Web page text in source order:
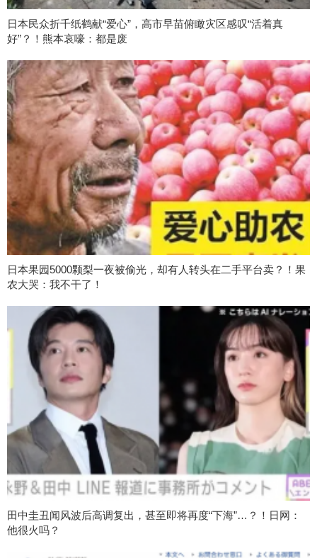
日本民众折千纸鹤献“爱心”，高市早苗俯瞰灾区感叹“活着真
好”？！熊本哀嚎：都是废
日本果园5000颗梨一夜被偷光，却有人转头在二手平台卖？！果
农大哭：我不干了！
田中圭丑闻风波后高调复出，甚至即将再度“下海”…？！日网：
他很火吗？